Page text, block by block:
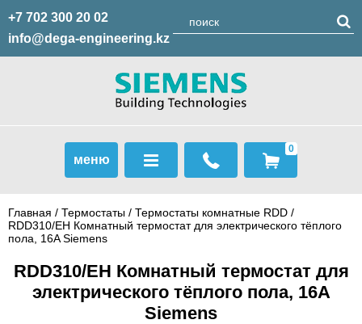
+7 702 300 20 02
info@dega-engineering.kz
меню
0
Главная / Термостаты / Термостаты комнатные RDD /
RDD310/EH Комнатный термостат для электрического тёплого
пола, 16A Siemens
RDD310/EH Комнатный термостат для
электрического тёплого пола, 16A
Siemens